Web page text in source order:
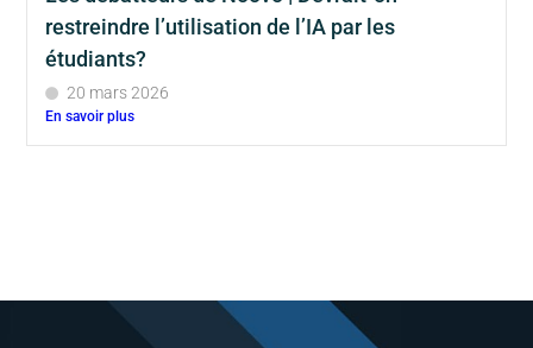
restreindre l’utilisation de l’IA par les
étudiants?
20 mars 2026
En savoir plus